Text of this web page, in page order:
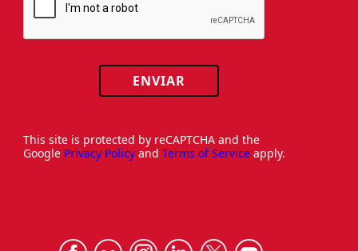
ENVIAR
This site is protected by reCAPTCHA and the
Google Privacy Policy and Terms of Service apply.